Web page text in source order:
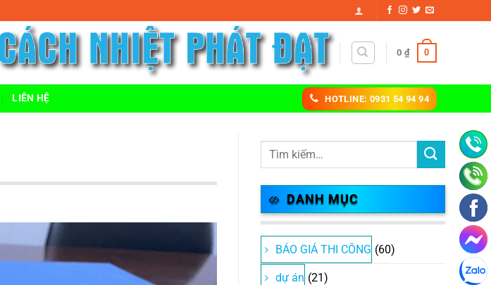
0 ₫ 0
LIÊN HỆ HOTLINE: 0931 54 94 94
DANH MỤC
BÁO GIÁ THI CÔNG (60)
dự án (21)